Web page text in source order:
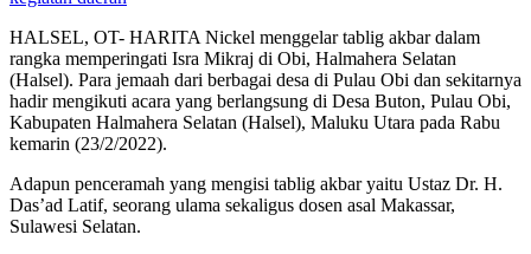
HALSEL, OT- HARITA Nickel menggelar tablig akbar dalam
rangka memperingati Isra Mikraj di Obi, Halmahera Selatan
(Halsel). Para jemaah dari berbagai desa di Pulau Obi dan sekitarnya
hadir mengikuti acara yang berlangsung di Desa Buton, Pulau Obi,
Kabupaten Halmahera Selatan (Halsel), Maluku Utara pada Rabu
kemarin (23/2/2022).
Adapun penceramah yang mengisi tablig akbar yaitu Ustaz Dr. H.
Das’ad Latif, seorang ulama sekaligus dosen asal Makassar,
Sulawesi Selatan.